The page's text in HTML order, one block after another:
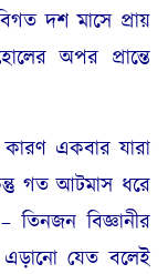
দশ মাসে প্রায়
অপর প্রান্তে
একবার যারা
গত আটমাস ধরে
বিজ্ঞানীর
যেত বলেই